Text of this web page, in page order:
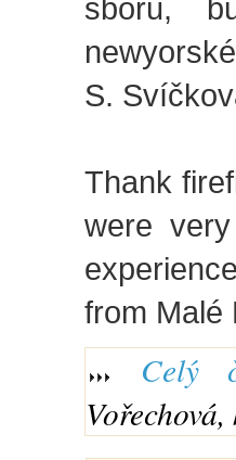
sboru,
S.
Thank
were
from Malé
Celý